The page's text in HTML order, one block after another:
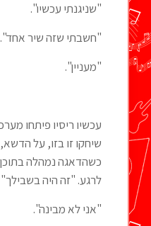
"שניגנתי עכשיו".
"חשבתי שזה שיר אחד".
"מעניין".
עכשיו ריסיו פיתחו
שיחקו זו בזו, על הדשא,
כשהדאגה נמהלה בתוכן
לרגע. "זה היה
"אני לא מבינה".